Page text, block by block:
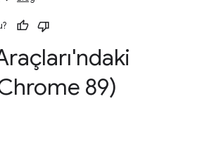
89)